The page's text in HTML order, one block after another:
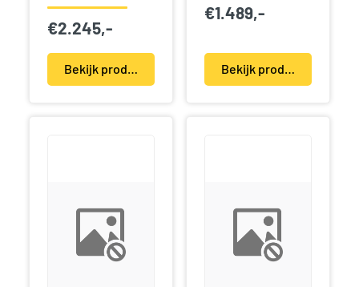
€2.245,-
Bekijk product(en)
€1.489,-
Bekijk product(en)